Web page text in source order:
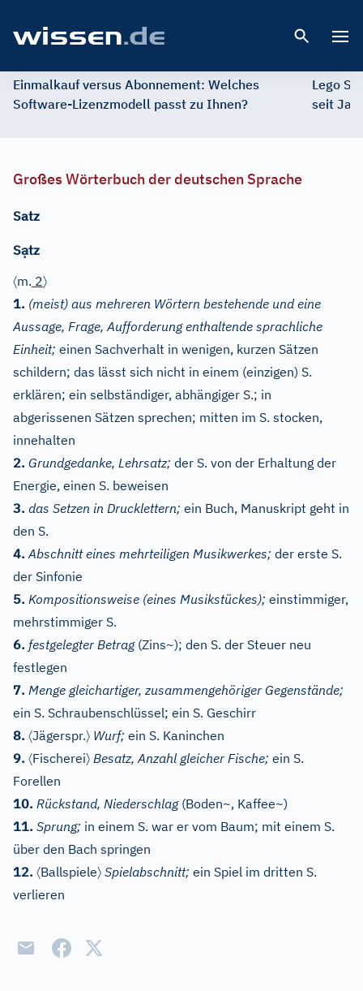
Einmalkauf versus Abonnement: Welches
Software-Lizenzmodell passt zu Ihnen?
Lego
seit
Großes Wörterbuch der deutschen Sprache
Satz
Sạtz
〈m. 2〉
1. (meist) aus mehreren Wörtern bestehende und eine
Aussage, Frage, Aufforderung enthaltende sprachliche
Einheit; einen Sachverhalt in wenigen, kurzen Sätzen
schildern; das lässt sich nicht in einem (einzigen) S.
erklären; ein selbständiger, abhängiger S.; in
abgerissenen Sätzen sprechen; mitten im S. stocken,
innehalten
2. Grundgedanke, Lehrsatz; der S. von der Erhaltung der
Energie, einen S. beweisen
3. das Setzen in Drucklettern; ein Buch, Manuskript geht in
den S.
4. Abschnitt eines mehrteiligen Musikwerkes; der erste S.
der Sinfonie
5. Kompositionsweise (eines Musikstückes); einstimmiger,
mehrstimmiger S.
6. festgelegter Betrag (Zins~); den S. der Steuer neu
festlegen
7. Menge gleichartiger, zusammengehöriger Gegenstände;
ein S. Schraubenschlüssel; ein S. Geschirr
8. 〈Jägerspr.〉 Wurf; ein S. Kaninchen
9. 〈Fischerei〉 Besatz, Anzahl gleicher Fische; ein S.
Forellen
10. Rückstand, Niederschlag (Boden~, Kaffee~)
11. Sprung; in einem S. war er vom Baum; mit einem S.
über den Bach springen
12. 〈Ballspiele〉 Spielabschnitt; ein Spiel im dritten S.
verlieren